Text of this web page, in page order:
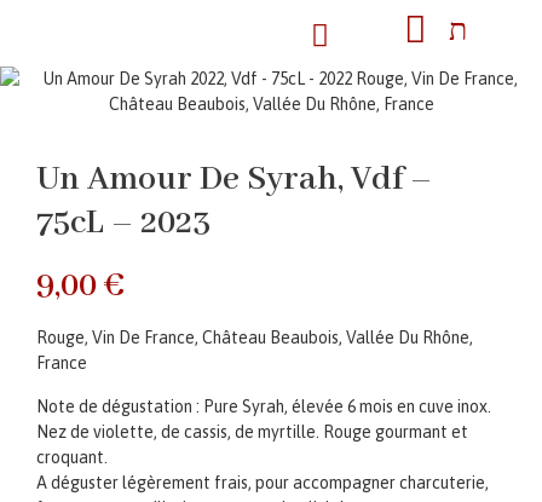
Un Amour De Syrah, Vdf –
75cL – 2023
9,00€
Rouge, Vin De France, Château Beaubois, Vallée Du Rhône,
France
Note de dégustation : Pure Syrah, élevée 6 mois en cuve inox.
Nez de violette, de cassis, de myrtille. Rouge gourmant et
croquant.
A déguster légèrement frais, pour accompagner charcuterie,